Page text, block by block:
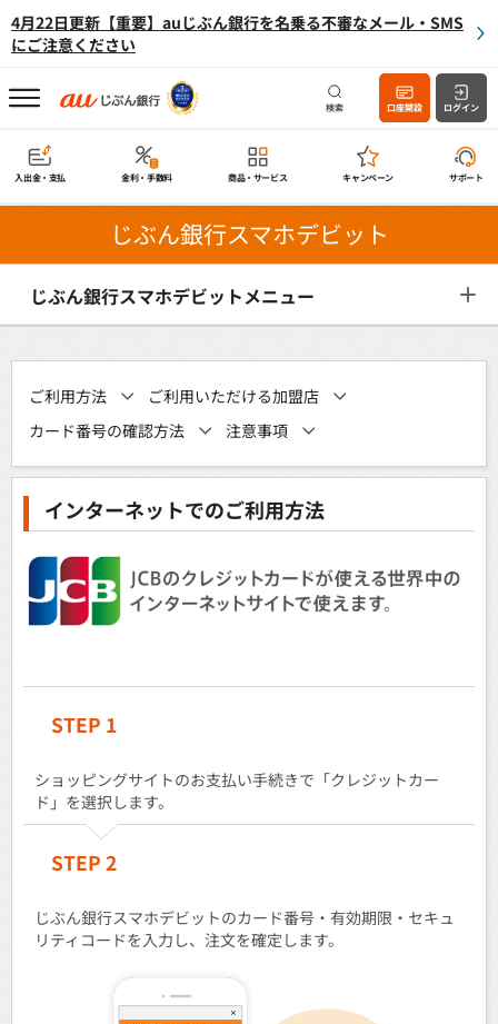
4月22日更新【重要】auじぶん銀行を名乗る不審なメール・SMS
にご注意ください
検索 口座開設 ログイン
入出金・支払 金利・手数料 商品・サービス キャンペーン サポート
じぶん銀行スマホデビット
じぶん銀行スマホデビットメニュー
ご利用方法
ご利用いただける加盟店
カード番号の確認方法
注意事項
インターネットでのご利用方法
STEP 1
ショッピングサイトのお支払い手続きで「クレジットカー
ド」を選択します。
STEP 2
じぶん銀行スマホデビットのカード番号・有効期限・セキュ
リティコードを入力し、注文を確定します。